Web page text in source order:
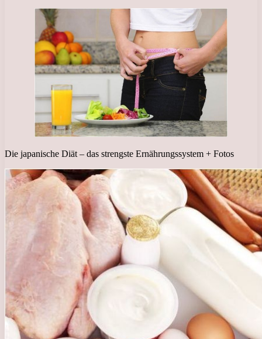
Die japanische Diät – das strengste Ernährungssystem + Fotos